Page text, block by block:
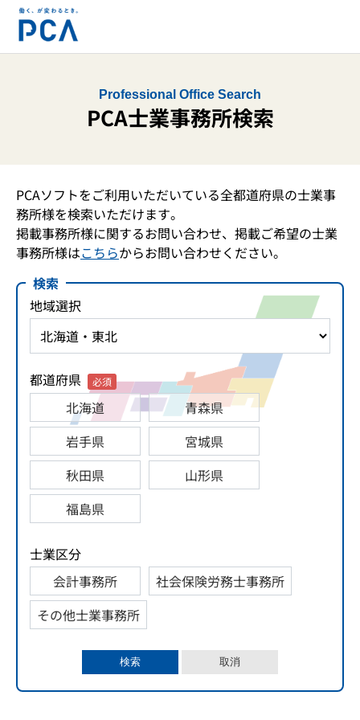
Professional Office Search
PCA士業事務所検索
PCAソフトをご利用いただいている全都道府県の士業事
務所様を検索いただけます。
掲載事務所様に関するお問い合わせ、掲載ご希望の士業
事務所様はこちらからお問い合わせください。
検索
地域選択
都道府県 必須
北海道
青森県
岩手県
宮城県
秋田県
山形県
福島県
士業区分
会計事務所
社会保険労務士事務所
その他士業事務所
検索 取消